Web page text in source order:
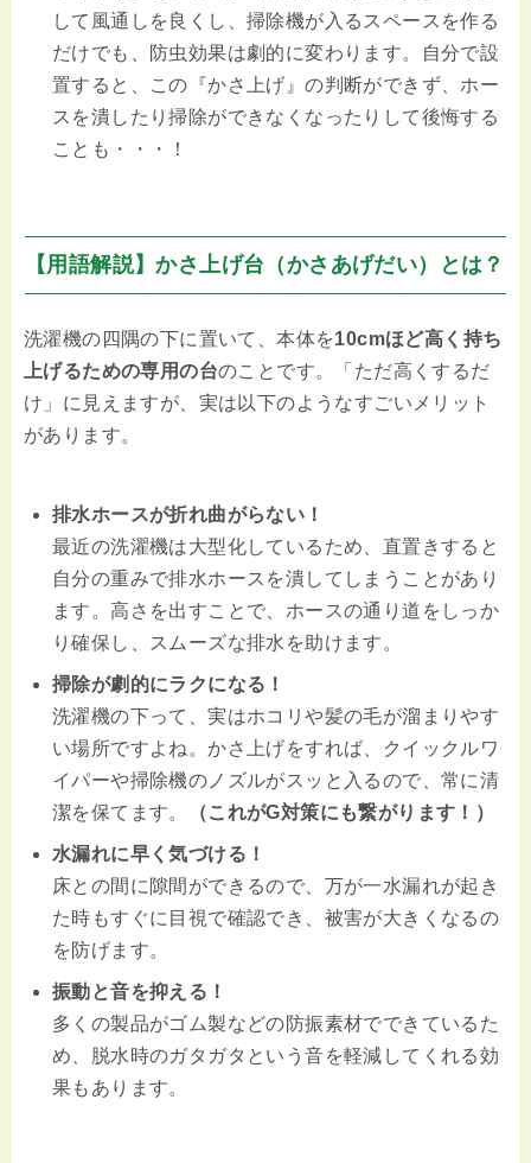
して風通しを良くし、掃除機が入るスペースを作る
だけでも、防虫効果は劇的に変わります。自分で設
置すると、この『かさ上げ』の判断ができず、ホー
スを潰したり掃除ができなくなったりして後悔する
ことも・・・！
【用語解説】かさ上げ台（かさあげだい）とは？
洗濯機の四隅の下に置いて、本体を10cmほど高く持ち
上げるための専用の台のことです。「ただ高くするだ
け」に見えますが、実は以下のようなすごいメリット
があります。
排水ホースが折れ曲がらない！
最近の洗濯機は大型化しているため、直置きすると
自分の重みで排水ホースを潰してしまうことがあり
ます。高さを出すことで、ホースの通り道をしっか
り確保し、スムーズな排水を助けます。
掃除が劇的にラクになる！
洗濯機の下って、実はホコリや髪の毛が溜まりやす
い場所ですよね。かさ上げをすれば、クイックルワ
イパーや掃除機のノズルがスッと入るので、常に清
潔を保てます。
（これがG対策にも繋がります！）
水漏れに早く気づける！
床との間に隙間ができるので、万が一水漏れが起き
た時もすぐに目視で確認でき、被害が大きくなるの
を防げます。
振動と音を抑える！
多くの製品がゴム製などの防振素材でできているた
め、脱水時のガタガタという音を軽減してくれる効
果もあります。